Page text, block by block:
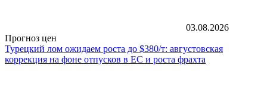
03.08.2026
Прогноз цен
Турецкий лом ожидаем роста до $380/т: августовская
коррекция на фоне отпусков в ЕС и роста фрахта